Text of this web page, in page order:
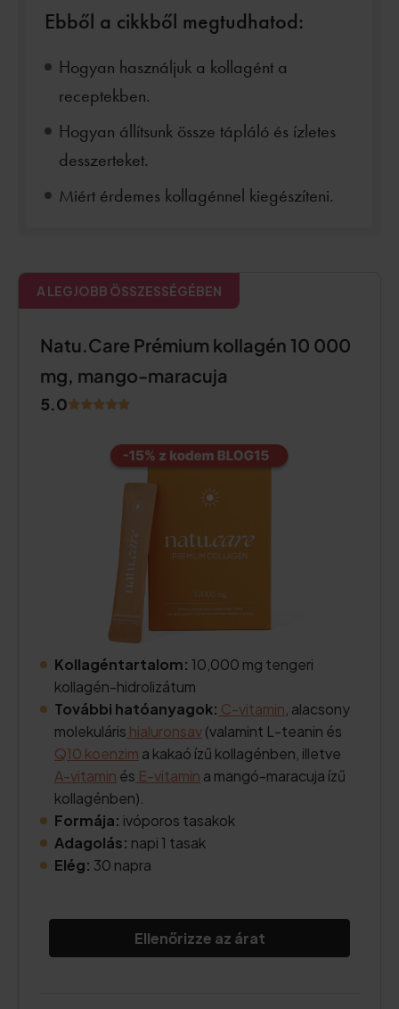
Ebből a cikkből megtudhatod:
Hogyan használjuk a kollagént a
receptekben.
Hogyan állítsunk össze tápláló és ízletes
desszerteket.
Miért érdemes kollagénnel kiegészíteni.
A LEGJOBB ÖSSZESSÉGÉBEN
Natu.Care Prémium kollagén 10 000
mg, mango-maracuja
5.0
Kollagéntartalom: 10,000 mg tengeri
kollagén-hidrolizátum
További hatóanyagok: C-vitamin , alacsony
molekuláris hialuronsav(valamint L-teanin és
Q10 koenzim a kakaó ízű kollagénben, illetve
A-vitamin és E-vitamin a mangó-maracuja ízű
kollagénben).
Formája: ivóporos tasakok
Adagolás: napi 1 tasak
Elég: 30 napra
Ellenőrizze az árat